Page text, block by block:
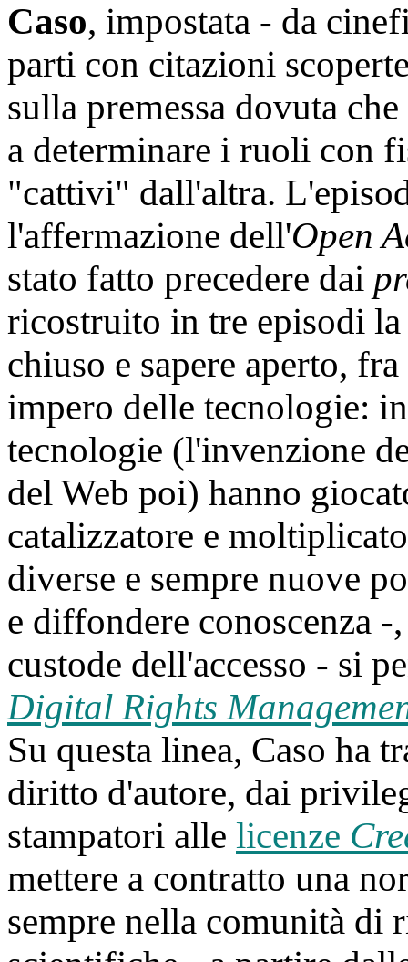
Caso, impostata - da
parti con citazioni
sulla premessa dovuta
a determinare i ruoli con
"cattivi" dall'altra.
l'affermazione dell'Open
stato fatto precedere dai
ricostruito in tre episodi
chiuso e sapere aperto,
impero delle tecnologie:
tecnologie (l'invenzione
del Web poi) hanno
catalizzatore e
diverse e sempre nuove
e diffondere conoscenza
custode dell'accesso - si
Digital Rights
Su questa linea, Caso ha
diritto d'autore, dai
stampatori alle licenze
mettere a contratto una
sempre nella comunità di